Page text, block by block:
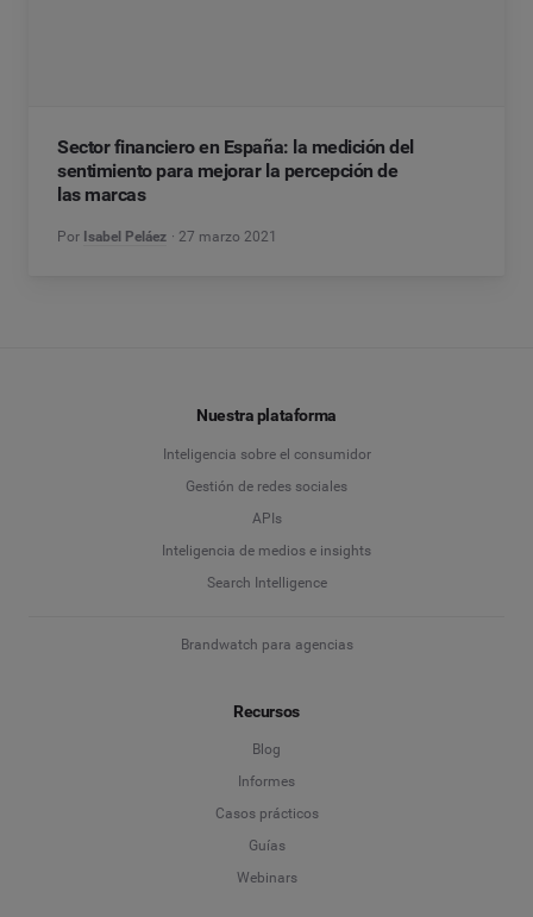
Sector financiero en España: la medición del
sentimiento para mejorar la percepción de
las marcas
Por Isabel Peláez 27 marzo 2021
Nuestra plataforma
Inteligencia sobre el consumidor
Gestión de redes sociales
APIs
Inteligencia de medios e insights
Search Intelligence
Brandwatch para agencias
Recursos
Blog
Informes
Casos prácticos
Guías
Webinars